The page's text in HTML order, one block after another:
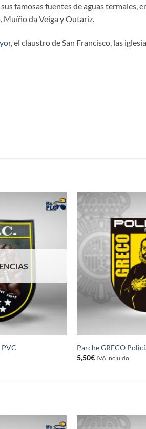
famosas fuentes de aguas termales,
Muíño da Veiga y Outariz.
, el claustro de San Francisco, las
Parche GRECO
5,50€ IVA incluido